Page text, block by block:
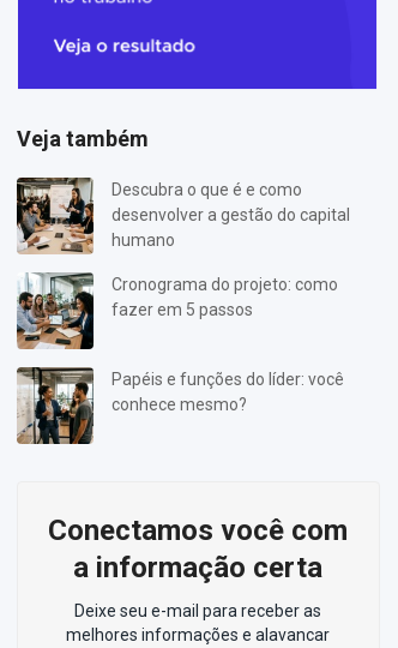
Veja também
Descubra o que é e como
desenvolver a gestão do capital
humano
Cronograma do projeto: como
fazer em 5 passos
Papéis e funções do líder: você
conhece mesmo?
Conectamos você com
a informação certa
Deixe seu e-mail para receber as
melhores informações e alavancar